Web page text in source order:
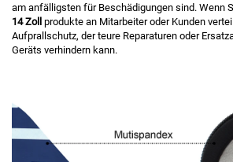
am anfälligsten für Beschädigungen sind. Wenn
14 Zoll produkte an Mitarbeiter oder Kunden
Aufprallschutz, der teure Reparaturen oder
Geräts verhindern kann.